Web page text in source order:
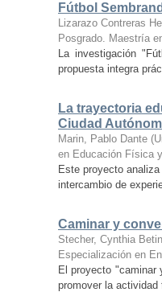
Fútbol
Lizarazo Contreras
Posgrado. Maestría
La investigación
propuesta integra
La trayectoria
Ciudad
Marin, Pablo Dante (
en Educación Física
Este proyecto
intercambio de
Caminar y
Stecher, Cynthia
Especialización en
El proyecto "caminar
promover la